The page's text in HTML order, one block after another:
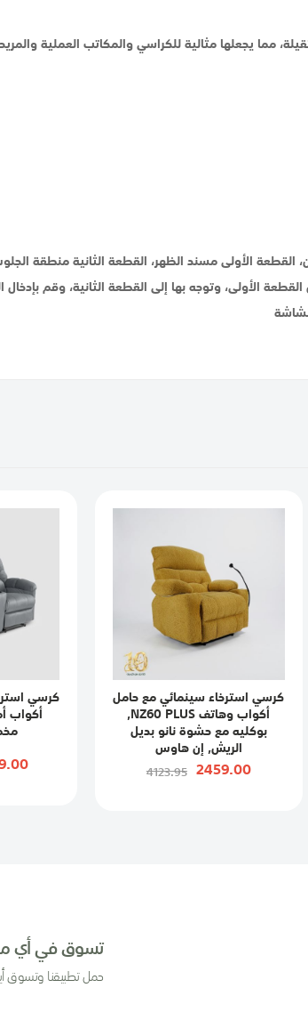
مما يجعلها مثالية للكراسي والمكاتب العملية
الأولى مسند الظهر، القطعة الثانية منطقة
الأولى، وتوجه بها إلى القطعة الثانية، وقم
كرسي استرخاء سينمائي مع حامل
أكواب وهاتف NZ60 PLUS,
بوكليه مع حشوة نانو بديل
الريش, إن هاوس
2459.00
4123.95
كرسي
أكواب
تسوق في أي
حمل تطبيقنا وتسوق